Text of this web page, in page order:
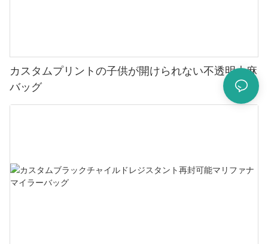
カスタムプリントの子供が開けられない不透明大麻
バッグ